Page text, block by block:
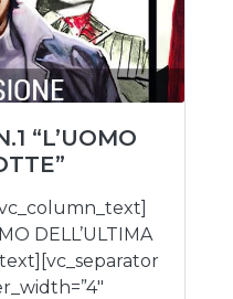
“L’UOMO
DELL’ULTIMA